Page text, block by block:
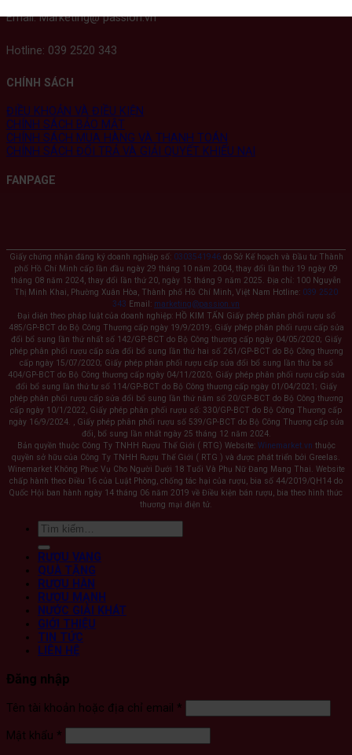
Email: Marketing@ passion.vn
Hotline: 039 2520 343
CHÍNH SÁCH
ĐIỀU KHOẢN VÀ ĐIỀU KIỆN
CHÍNH SÁCH BẢO MẬT
CHÍNH SÁCH MUA HÀNG VÀ THANH TOÁN
CHÍNH SÁCH ĐỔI TRẢ VÀ GIẢI QUYẾT KHIẾU NẠI
FANPAGE
Giấy chứng nhận đăng ký doanh nghiệp số: 0303541946do Sở Kế hoạch và Đầu tư Thành
phố Hồ Chí Minh cấp lần đầu ngày 29 tháng 10 năm 2004, thay đổi lần thứ 19 ngày 09
tháng 08 năm 2024, thay đổi lần thứ 20, ngày 15 tháng 9 năm 2025. Địa chỉ: 100 Nguyễn
Thị Minh Khai, Phường Xuân Hòa, Thành phố Hồ Chí Minh, Việt Nam Hotline: 039 2520
343 Email: marketing@passion.vn
Đại diện theo pháp luật của doanh nghiệp: HỒ KIM TẤN Giấy phép phân phối rượu số
485/GP-BCT do Bộ Công Thương cấp ngày 19/9/2019; Giấy phép phân phối rượu cấp sửa
đổi bổ sung lần thứ nhất số 142/GP-BCT do Bộ Công thương cấp ngày 04/05/2020; Giấy
phép phân phối rượu cấp sửa đổi bổ sung lần thứ hai số 261/GP-BCT do Bộ Công thương
cấp ngày 15/07/2020; Giấy phép phân phối rượu cấp sửa đổi bổ sung lần thứ ba số
404/GP-BCT do Bộ Công thương cấp ngày 04/11/2020; Giấy phép phân phối rượu cấp sửa
đổi bổ sung lần thứ tư số 114/GP-BCT do Bộ Công thương cấp ngày 01/04/2021; Giấy
phép phân phối rượu cấp sửa đổi bổ sung lần thứ năm số 20/GP-BCT do Bộ Công thương
cấp ngày 10/1/2022, Giấy phép phân phối rượu số: 330/GP-BCT do Bộ Công Thương cấp
ngày 16/9/2024. , Giấy phép phân phối rượu số 539/GP-BCT do Bộ Công Thương cấp sửa
đổi, bổ sung lần nhất ngày 25 tháng 12 năm 2024.
Bản quyền thuộc Công Ty TNHH Rượu Thế Giới ( RTG) Website: Winemarket.vn thuộc
quyền sở hữu của Công Ty TNHH Rượu Thế Giới ( RTG ) và được phát triển bởi Greelas.
Winemarket Không Phục Vụ Cho Người Dưới 18 Tuổi Và Phụ Nữ Đang Mang Thai. Website
chấp hành theo Điều 16 của Luật Phòng, chống tác hại của rượu, bia số 44/2019/QH14 do
Quốc Hội ban hành ngày 14 tháng 06 năm 2019 về Điều kiện bán rượu, bia theo hình thức
thương mại điện tử.
Tìm
kiếm:
RƯỢU VANG
QUÀ TẶNG
RƯỢU HÀN
RƯỢU MẠNH
NƯỚC GIẢI KHÁT
GIỚI THIỆU
TIN TỨC
LIÊN HỆ
Đăng nhập
Tên tài khoản hoặc địa chỉ email *
buộc
Mật khẩu *
buộc